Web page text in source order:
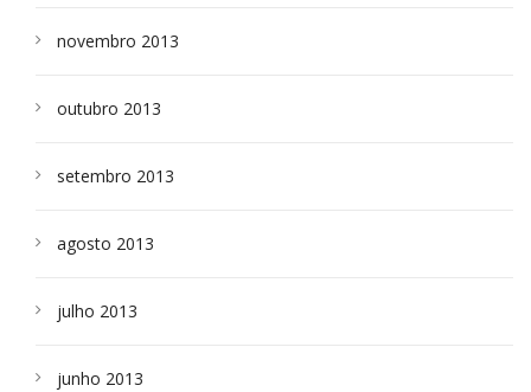
novembro 2013
outubro 2013
setembro 2013
agosto 2013
julho 2013
junho 2013